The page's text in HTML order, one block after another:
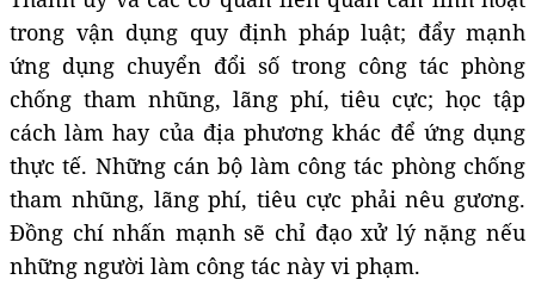
trong vận dụng quy định pháp luật; đẩy mạnh
ứng dụng chuyển đổi số trong công tác phòng
chống tham nhũng, lãng phí, tiêu cực; học tập
cách làm hay của địa phương khác để ứng dụng
thực tế. Những cán bộ làm công tác phòng chống
tham nhũng, lãng phí, tiêu cực phải nêu gương.
Đồng chí nhấn mạnh sẽ chỉ đạo xử lý nặng nếu
những người làm công tác này vi phạm.